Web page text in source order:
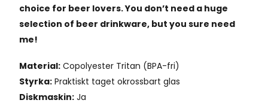
choice for beer lovers. You don’t need a huge
selection of beer drinkware, but you sure need
me!
Material: Copolyester Tritan (BPA-fri)
Styrka: Praktiskt taget okrossbart glas
Diskmaskin: Ja